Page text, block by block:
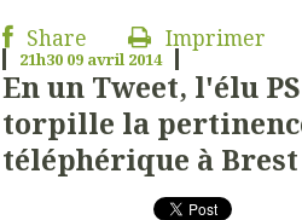
Share Imprimer
21h30 09 avril 2014
En un Tweet, l'élu
torpille la
téléphérique à